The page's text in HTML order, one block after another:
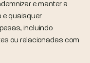
e manter a
e quaisquer
incluindo
ou relacionadas com